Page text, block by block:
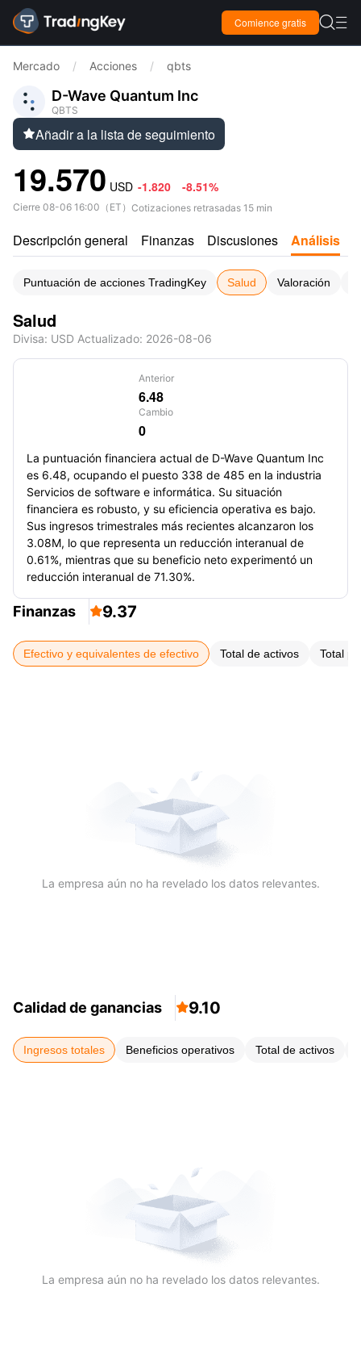
Comience gratis  
Mercado / Acciones / qbts
D-Wave Quantum Inc
QBTS
Añadir a la lista de seguimiento
19.570 USD -1.820 -8.51%
Cierre 08-06 16:00 （ ET ） Cotizaciones retrasadas 15 min
Descripción general Finanzas Discusiones Análisis
Puntuación de acciones TradingKey Salud Valoración
Salud
Divisa: USD Actualizado: 2026-08-06
Anterior
6.48
Cambio
0
La puntuación financiera actual de D-Wave Quantum Inc
es 6.48, ocupando el puesto 338 de 485 en la industria
Servicios de software e informática. Su situación
financiera es robusto, y su eficiencia operativa es bajo.
Sus ingresos trimestrales más recientes alcanzaron los
3.08M, lo que representa un reducción interanual de
0.61%, mientras que su beneficio neto experimentó un
reducción interanual de 71.30%.
Finanzas 9.37
Efectivo y equivalentes de efectivo Total de activos Total
La empresa aún no ha revelado los datos relevantes.
Calidad de ganancias 9.10
Ingresos totales Beneficios operativos Total de activos
La empresa aún no ha revelado los datos relevantes.